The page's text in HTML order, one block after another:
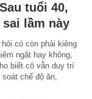
tuổi 40,
lầm này
có còn phải kiêng
ngặt hay không,
biết cô vẫn duy trì
chế độ ăn,